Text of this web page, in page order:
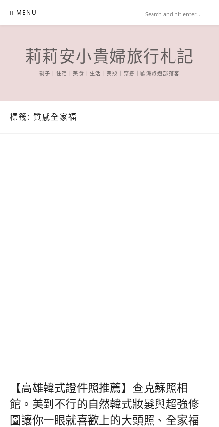
content
MENU
莉莉安小貴婦旅行札記
親子｜住宿｜美食｜生活｜美妝｜穿搭｜歐洲旅遊部落客
標籤: 質感全家福
【高雄韓式證件照推薦】查克蘇照相
館。美到不行的自然韓式妝髮與超強修
圖讓你一眼就喜歡上的大頭照、全家福